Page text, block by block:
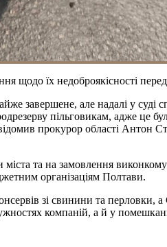
щодо їх недоброякісності
завершене, але надалі у суді
пільговикам, адже це
прокурор області Антон
та на замовлення
організаціям Полтави.
зі свинини та перловки,
компаній, а й у